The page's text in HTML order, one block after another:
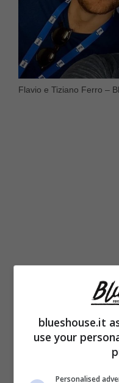
Flavio e Tiziano Ferro –
Una famiglia
affetto
Persino in quei
dal coming out,
blueshouse.it
use your
Personalised